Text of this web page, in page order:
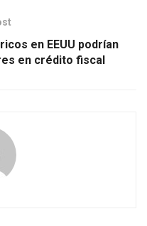
en EEUU podrían
en crédito fiscal